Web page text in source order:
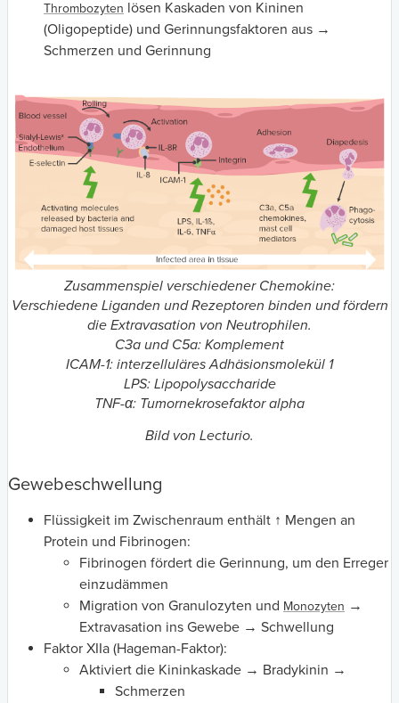
Thrombozyten lösen Kaskaden von Kininen
(Oligopeptide) und Gerinnungsfaktoren aus →
Schmerzen und Gerinnung
Zusammenspiel verschiedener Chemokine:
Verschiedene Liganden und Rezeptoren binden und fördern
die Extravasation von Neutrophilen.
C3a und C5a: Komplement
ICAM-1: interzelluläres Adhäsionsmolekül 1
LPS: Lipopolysaccharide
TNF-α: Tumornekrosefaktor alpha
Bild von Lecturio.
Gewebeschwellung
Flüssigkeit im Zwischenraum enthält ↑ Mengen an
Protein und Fibrinogen:
Fibrinogen fördert die Gerinnung, um den Erreger
einzudämmen
Migration von Granulozyten und Monozyten →
Extravasation ins Gewebe → Schwellung
Faktor XIIa (Hageman-Faktor):
Aktiviert die Kininkaskade → Bradykinin →
Schmerzen